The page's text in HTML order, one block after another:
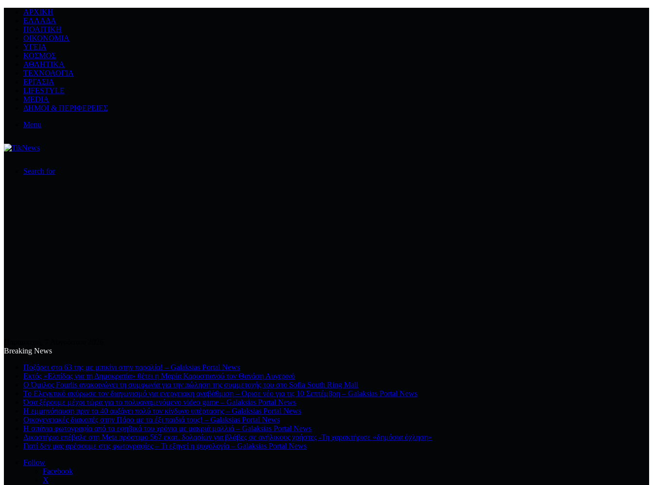
ΑΡΧΙΚΉ
ΕΛΛΆΔΑ
ΠΟΛΙΤΙΚΉ
ΟΙΚΟΝΟΜΊΑ
ΥΓΕΊΑ
ΚΌΣΜΟΣ
ΑΘΛΗΤΙΚΆ
ΤΕΧΝΟΛΟΓΙΆ
ΕΡΓΑΣΊΑ
LIFESTYLE
MEDIA
ΔΉΜΟΙ & ΠΕΡΙΦΈΡΕΙΕΣ
Menu
Search for
Breaking News
Ποζάρει στα 63 της με μπικίνι στην παραλία! – Galaksias Portal News
Εκτός «Ελπίδας για τη Δημοκρατία» θέτει η Μαρία Καρυστιανού τον Θανάση Αυγερινό
Ο Όμιλος Fourlis ανακοινώνει τη συμφωνία για την πώληση της συμμετοχής του στο Sofia South Ring Mall
Το Ελεγκτικό ακύρωσε τον διαγωνισμό για ενεργειακη αναβάθμιση – Ορισε νέο για τις 10 Σεπτέμβρη – Galaksias Portal News
Όσα ξέρουμε μέχρι τώρα για το πολυαναμενόμενο video game – Galaksias Portal News
Η εμμηνόπαυση πριν τα 40 αυξάνει πολύ τον κίνδυνο υπέρτασης – Galaksias Portal News
Οικογενειακές διακοπές στην Πάρο με τα έξι παιδιά τους! – Galaksias Portal News
Η σπάνια φωτογραφία από τα εφηβικά του χρόνια με μακριά μαλλιά – Galaksias Portal News
Δικαστήριο επέβαλε στη Meta πρόστιμο 567 εκατ. δολαρίων για βλάβες σε ανήλικους χρήστες -Τη χαρακτήρισε «δημόσια όχληση»
Γιατί δεν μας αρέσουμε στις φωτογραφίες – Τι εξηγεί η ψυχολογία – Galaksias Portal News
Follow
Facebook
X